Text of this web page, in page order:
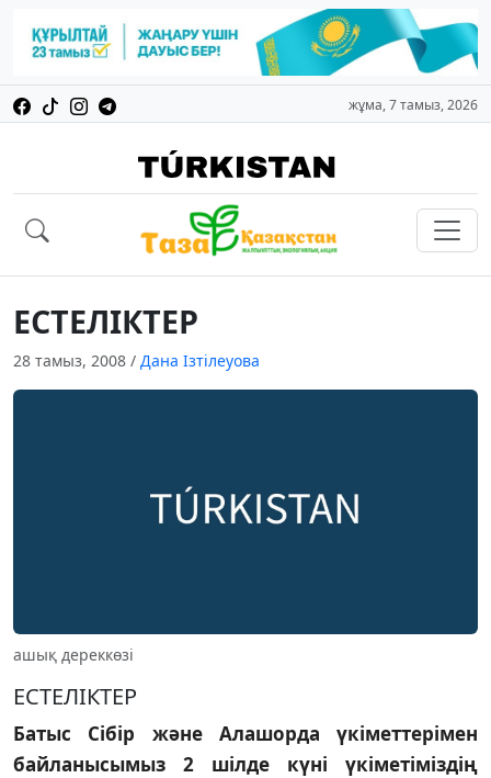
жұма, 7 тамыз, 2026
ЕСТЕЛIКТЕР
28 тамыз, 2008 / Дана Ізтілеуова
ашық дереккөзі
ЕСТЕЛIКТЕР
Батыс Сiбiр және Алашорда үкiметтерiмен
байланысымыз 2 шiлде күнi үкiметiмiздiң